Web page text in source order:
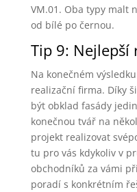
VM.01. Oba typy malt
od bílé po černou.
Tip 9: Nejlepší
Na konečném
realizační firma. Díky
být obklad fasády
konečnou tvář na
projekt realizovat
tu pro vás kdykoliv v
obchodníků za vámi
poradí s konkrétním